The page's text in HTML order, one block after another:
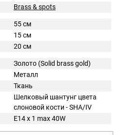
Brass & spots
55 см
15 см
20 см
Золото (Solid brass gold)
Металл
Ткань
Шелковый шантунг цвета
слоновой кости - SHA/IV
E14 x 1 max 40W